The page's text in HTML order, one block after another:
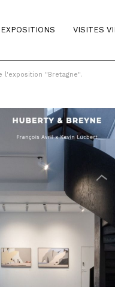
EXPOSITIONS VISITES
l'exposition "Bretagne".